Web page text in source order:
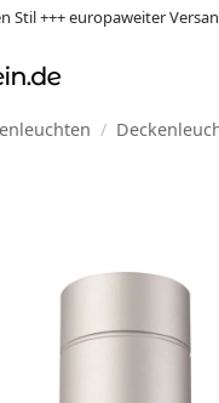
Stil +++ europaweiter
/